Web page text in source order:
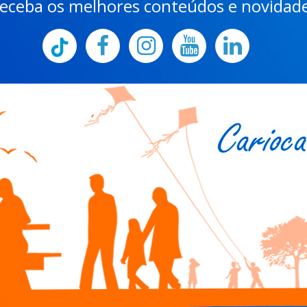
os melhores conteúdos e